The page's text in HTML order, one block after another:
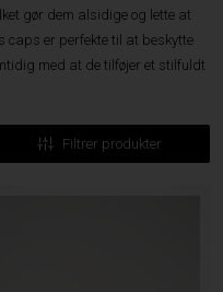
gør dem alsidige og lette at
caps er perfekte til at beskytte
med at de tilføjer et stilfuldt
Filtrer produkter